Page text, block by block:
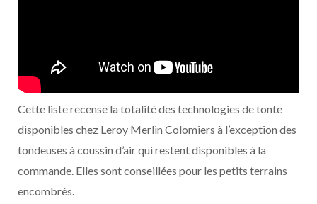
Cette liste recense la totalité des technologies de tonte
disponibles chez Leroy Merlin Colomiers à l’exception des
tondeuses à coussin d’air qui restent disponibles à la
commande. Elles sont conseillées pour les petits terrains
encombrés.